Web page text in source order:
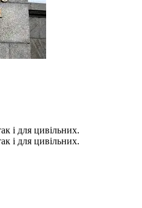
і для цивільних.
і для цивільних.